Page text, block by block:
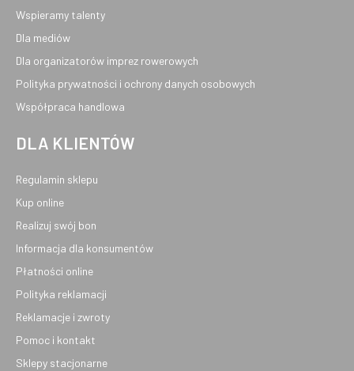
Wspieramy talenty
Dla mediów
Dla organizatorów imprez rowerowych
Polityka prywatności i ochrony danych osobowych
Współpraca handlowa
DLA KLIENTÓW
Regulamin sklepu
Kup online
Realizuj swój bon
Informacja dla konsumentów
Płatności online
Polityka reklamacji
Reklamacje i zwroty
Pomoc i kontakt
Sklepy stacjonarne